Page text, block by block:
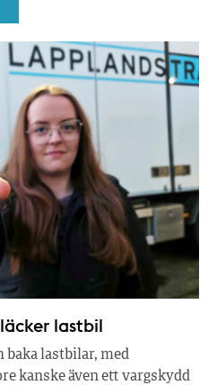
lastbil
baka lastbilar, med
kanske även ett vargskydd